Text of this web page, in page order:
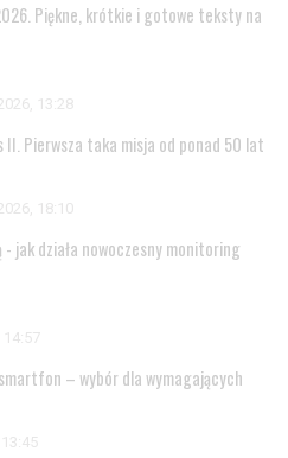
Piękne, krótkie i gotowe teksty na
13:28
Pierwsza taka misja od ponad 50 lat
18:10
jak działa nowoczesny monitoring
– wybór dla wymagających